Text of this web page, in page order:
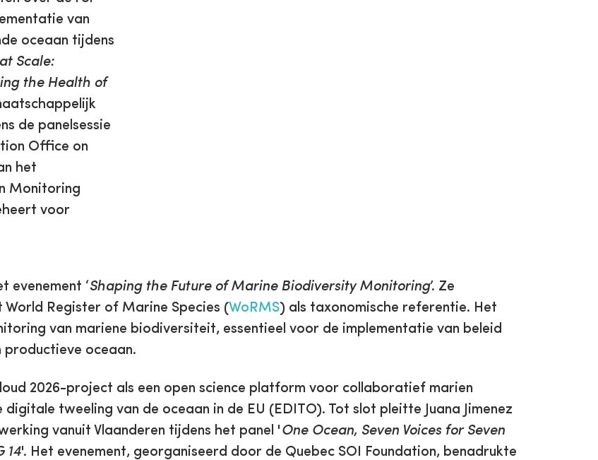
van
oceaan tijdens
Scale:
the Health of
de panelsessie
Office on
het
Monitoring
voor
evenement ‘Shaping the Future of Marine Biodiversity Monitoring’. Ze
Register of Marine Species (WoRMS) als taxonomische referentie. Het
van mariene biodiversiteit, essentieel voor de implementatie van beleid
productieve oceaan.
2026-project als een open science platform voor collaboratief marien
tweeling van de oceaan in de EU (EDITO). Tot slot pleitte Juana Jimenez
vanuit Vlaanderen tijdens het panel ' One Ocean, Seven Voices for Seven
14'. Het evenement, georganiseerd door de Quebec SOI Foundation, benadrukte